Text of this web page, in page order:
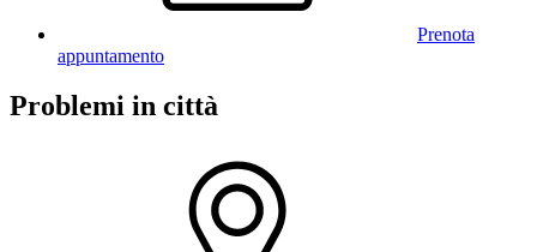
Prenota
appuntamento
Problemi in città